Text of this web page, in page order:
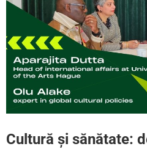
Cultură și sănătate: